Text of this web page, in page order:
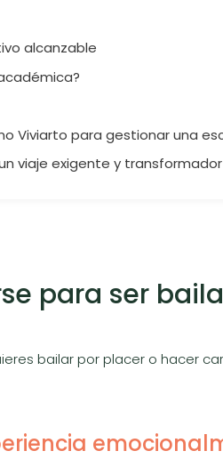
alcanzable
Viviarto para gestionar una
viaje exigente y transformador
para ser
bailar por placer o hacer